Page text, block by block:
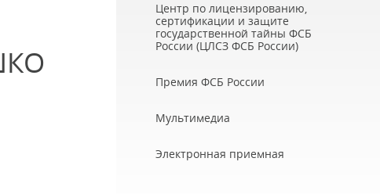
Центр по лицензированию,
сертификации и защите
государственной тайны ФСБ
России (ЦЛСЗ ФСБ России)
Премия ФСБ России
Мультимедиа
Электронная приемная